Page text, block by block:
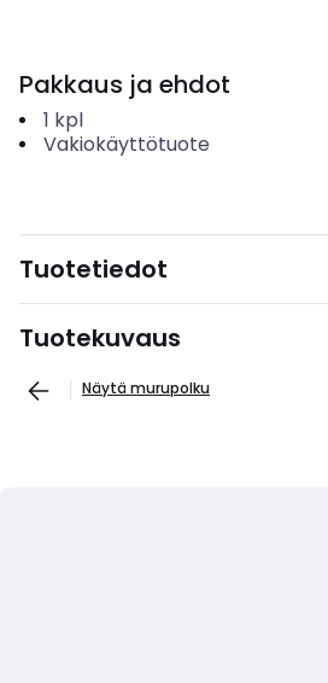
Pakkaus ja ehdot
1 kpl
Vakiokäyttötuote
Tuotetiedot
Tuotekuvaus
Näytä murupolku